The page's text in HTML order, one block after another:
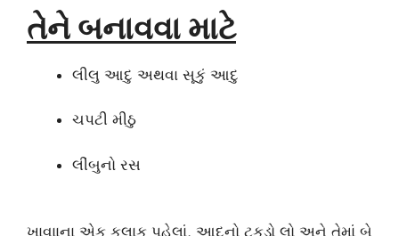
તેને બનાવવા માટે
લીલુ આદુ અથવા સૂકું આદુ
ચપટી મીઠુ
લીંબુનો રસ
ખાવાાના એક કલાક પહેલાં, આદુનો ટુકડો લો અને તેમાં બે